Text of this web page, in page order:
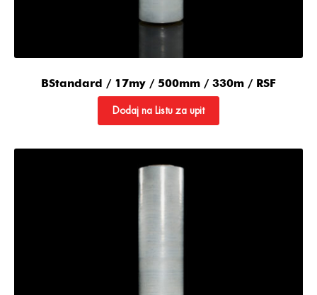
BStandard / 17my / 500mm / 330m / RSF
Dodaj na Listu za upit